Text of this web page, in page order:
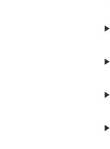
▶
▶
▶
▶